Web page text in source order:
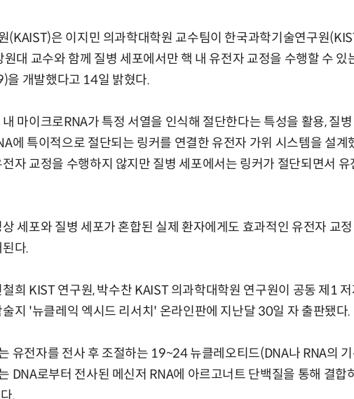
(KAIST)은 이지민 의과학대학원 교수팀이 한국과학기술연구원
원대 교수와 함께 질병 세포에서만 핵 내 유전자 교정을 수행할 수 있
을 개발했다고 14일 밝혔다.
마이크로RNA가 특정 서열을 인식해 절단한다는 특성을 활용, 질
에 특이적으로 절단되는 링커를 연결한 유전자 가위 시스템을 설계
자 교정을 수행하지 않지만 질병 세포에서는 링커가 절단되면서
세포와 질병 세포가 혼합된 실제 환자에게도 효과적인 유전자 교
다.
희 KIST 연구원, 박수찬 KAIST 의과학대학원 연구원이 공동 제1
지 '뉴클레익 엑시드 리서치' 온라인판에 지난달 30일 자 출판됐다.
유전자를 전사 후 조절하는 19~24 뉴클레오티드(DNA나 RNA의
DNA로부터 전사된 메신저 RNA에 아르고너트 단백질을 통해 결합
.